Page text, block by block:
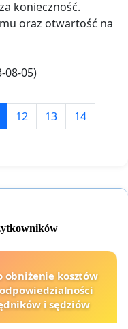
konieczność.
oraz otwartość na
08-05)
12 13
14
obniżenie kosztów
i sędziów